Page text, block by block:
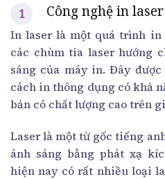
Công nghệ in
In laser là một quá trình
các chùm tia laser hướng
sáng của máy in. Đây
cách in thông dụng có khả
bản có chất lượng cao trên
Laser là một từ gốc tiếng
ánh sáng bằng phát xạ
hiện nay có rất nhiều loại